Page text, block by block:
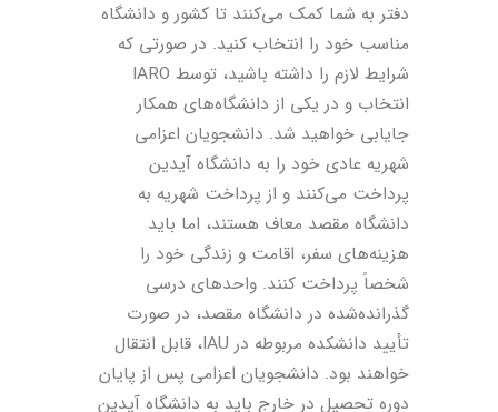
دفتر به شما کمک می‌کنند تا کشور و دانشگاه
مناسب خود را انتخاب کنید. در صورتی که
شرایط لازم را داشته باشید، توسط IARO
انتخاب و در یکی از دانشگاه‌های همکار
جایابی خواهید شد. دانشجویان اعزامی
شهریه عادی خود را به دانشگاه آیدین
پرداخت می‌کنند و از پرداخت شهریه به
دانشگاه مقصد معاف هستند، اما باید
هزینه‌های سفر، اقامت و زندگی خود را
شخصاً پرداخت کنند. واحدهای درسی
گذرانده‌شده در دانشگاه مقصد، در صورت
تأیید دانشکده مربوطه در IAU، قابل انتقال
خواهند بود. دانشجویان اعزامی پس از پایان
دوره تحصیل در خارج باید به دانشگاه آیدین